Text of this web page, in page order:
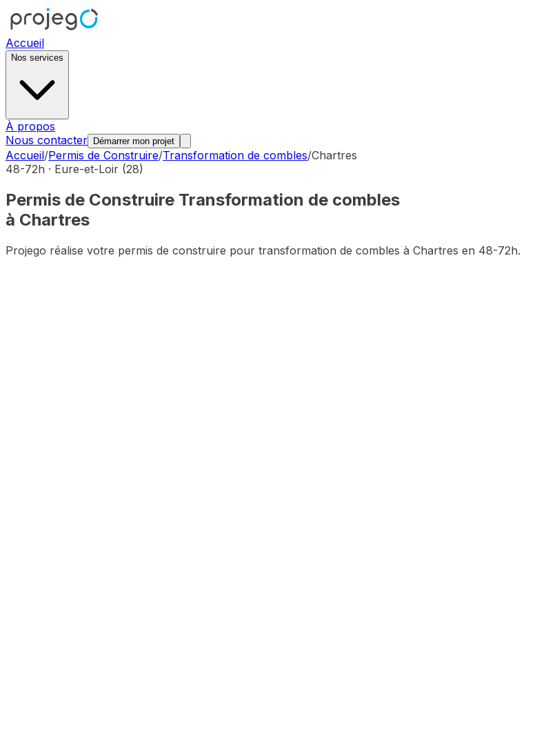
Accueil
Nos services
À propos
Nous contacter
Démarrer mon projet
Accueil/Permis de Construire/Transformation de combles/Chartres
48-72h · Eure-et-Loir (28)
Permis de Construire Transformation de combles
à Chartres
Projego réalise votre permis de construire pour transformation de combles à Chartres en 48-72h.